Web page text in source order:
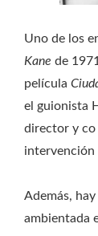
Uno de los
Kane de
película
el guionista
director y co
intervención
Además,
ambientada